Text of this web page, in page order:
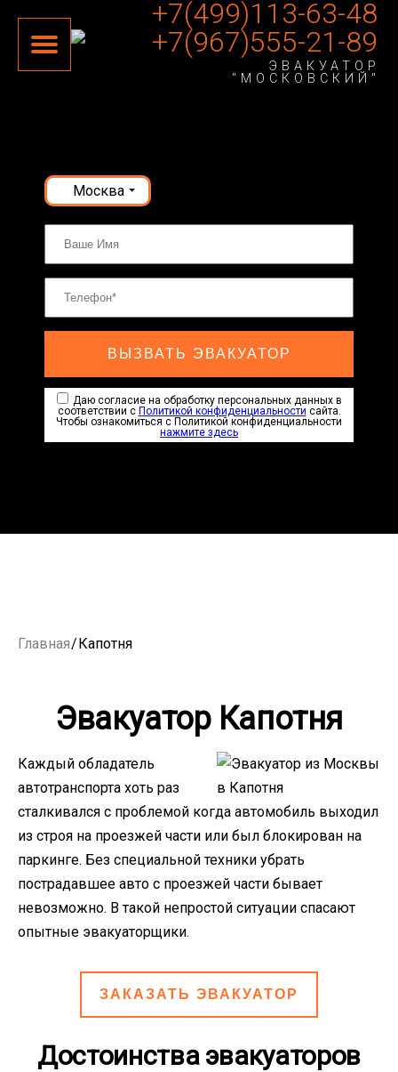
+7(499)113-63-48
+7(967)555-21-89
ЭВАКУАТОР
"МОСКОВСКИЙ"
Москва
ВЫЗВАТЬ ЭВАКУАТОР
Даю согласие на обработку персональных данных в
соответствии с Политикой конфиденциальности сайта.
Чтобы ознакомиться с Политикой конфиденциальности
нажмите здесь
Главная/Капотня
Эвакуатор Капотня
Каждый обладатель
автотранспорта хоть раз
сталкивался с проблемой когда автомобиль выходил
из строя на проезжей части или был блокирован на
паркинге. Без специальной техники убрать
пострадавшее авто с проезжей части бывает
невозможно. В такой непростой ситуации спасают
опытные эвакуаторщики.
ЗАКАЗАТЬ ЭВАКУАТОР
Достоинства эвакуаторов